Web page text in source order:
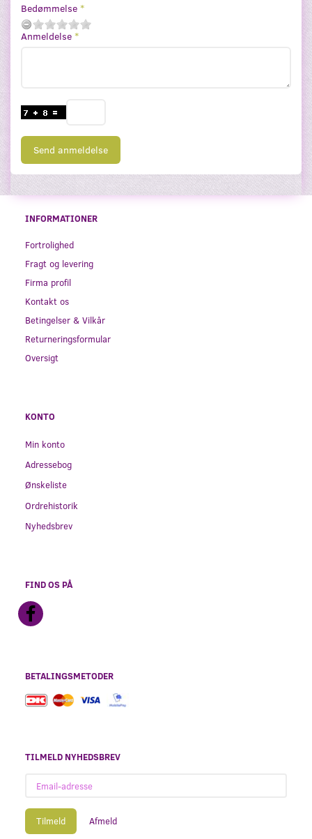
Bedømmelse
Anmeldelse
Send anmeldelse
INFORMATIONER
Fortrolighed
Fragt og levering
Firma profil
Kontakt os
Betingelser & Vilkår
Returneringsformular
Oversigt
KONTO
Min konto
Adressebog
Ønskeliste
Ordrehistorik
Nyhedsbrev
FIND OS PÅ
BETALINGSMETODER
TILMELD NYHEDSBREV
adresse
Tilmeld Afmeld